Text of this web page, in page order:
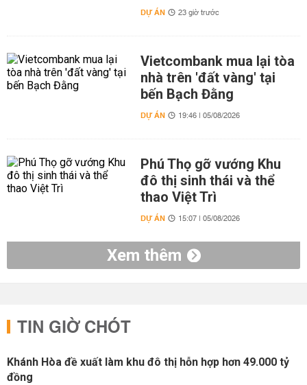
DỰ ÁN 23 giờ trước
Vietcombank mua lại tòa
nhà trên 'đất vàng' tại
bến Bạch Đằng
DỰ ÁN 19:46 | 05/08/2026
Phú Thọ gỡ vướng Khu
đô thị sinh thái và thể
thao Việt Trì
DỰ ÁN 15:07 | 05/08/2026
Xem thêm
TIN GIỜ CHÓT
Khánh Hòa đề xuất làm khu đô thị hỗn hợp hơn 49.000 tỷ
đồng